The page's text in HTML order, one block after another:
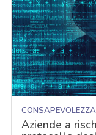
CONSAPEVOLEZZA
Aziende a